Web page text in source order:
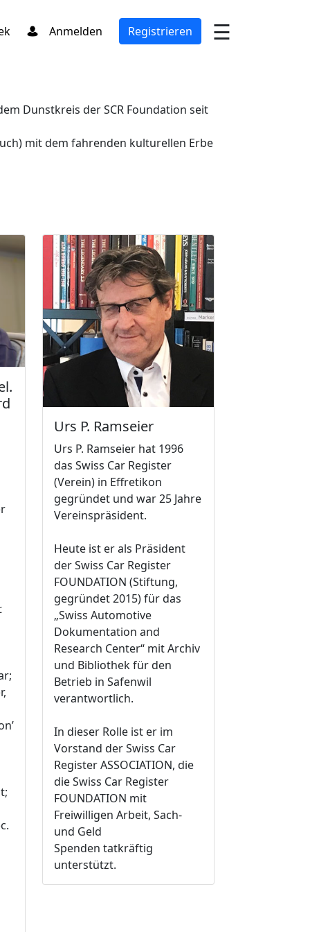
Anmelden Registrieren ☰
Dunstkreis der SCR Foundation seit
mit dem fahrenden kulturellen Erbe
Urs P. Ramseier
Urs P. Ramseier hat 1996
das Swiss Car Register
(Verein) in Effretikon
gegründet und war 25 Jahre
Vereinspräsident.
Heute ist er als Präsident
der Swiss Car Register
FOUNDATION (Stiftung,
gegründet 2015) für das
„Swiss Automotive
Dokumentation and
Research Center“ mit Archiv
und Bibliothek für den
Betrieb in Safenwil
verantwortlich.
In dieser Rolle ist er im
Vorstand der Swiss Car
Register ASSOCIATION, die
die Swiss Car Register
FOUNDATION mit
Freiwilligen Arbeit, Sach-
und Geld
Spenden tatkräftig
unterstützt.